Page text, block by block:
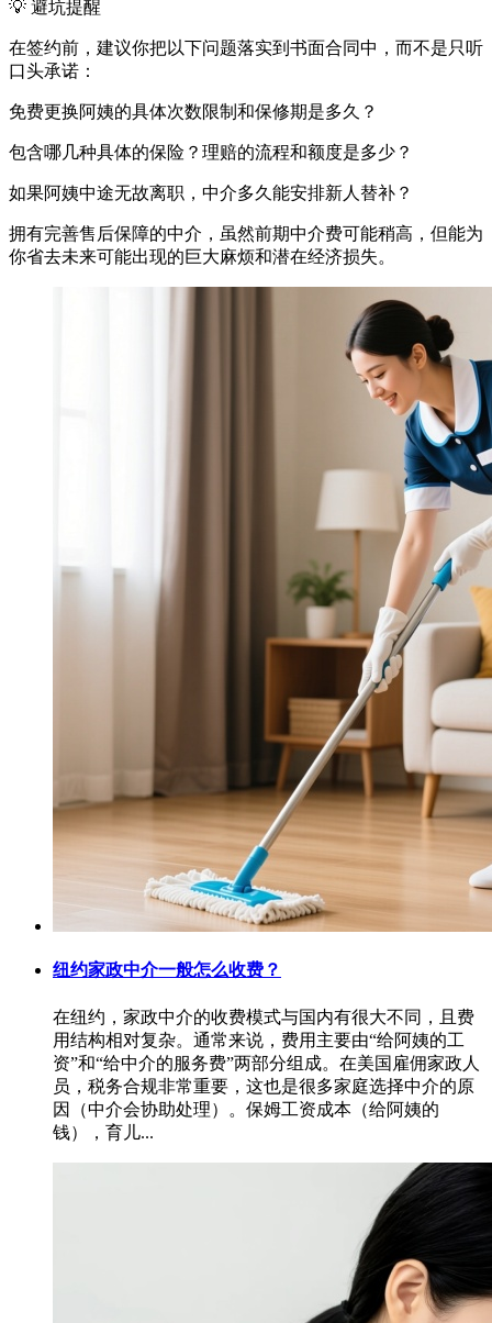
💡 避坑提醒
在签约前，建议你把以下问题落实到书面合同中，而不是只听
口头承诺：
免费更换阿姨的具体次数限制和保修期是多久？
包含哪几种具体的保险？理赔的流程和额度是多少？
如果阿姨中途无故离职，中介多久能安排新人替补？
拥有完善售后保障的中介，虽然前期中介费可能稍高，但能为
你省去未来可能出现的巨大麻烦和潜在经济损失。
纽约家政中介一般怎么收费？
在纽约，家政中介的收费模式与国内有很大不同，且费
用结构相对复杂。通常来说，费用主要由“给阿姨的工
资”和“给中介的服务费”两部分组成。在美国雇佣家政人
员，税务合规非常重要，这也是很多家庭选择中介的原
因（中介会协助处理）。保姆工资成本（给阿姨的
钱），育儿...